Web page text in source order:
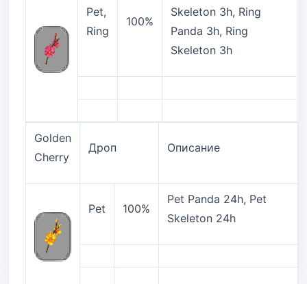
Pet,
Ring
100%
Skeleton 3h, Ring
Panda 3h, Ring
Skeleton 3h
Golden
Cherry
Дроп Описание
Pet 100%
Pet Panda 24h, Pet
Skeleton 24h